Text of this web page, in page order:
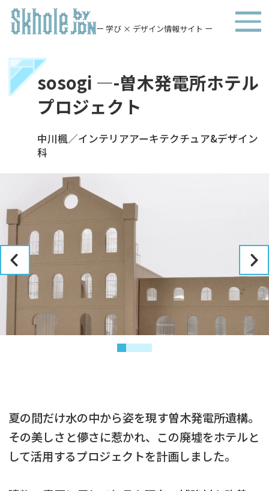
ー 学び × デザイン情報サイト ー
sosogi —-曽木発電所ホテル
プロジェクト
中川楓／インテリアアーキテクチュア&デザイン
科
夏の間だけ水の中から姿を現す曽木発電所遺構。
その美しさと儚さに惹かれ、この廃墟をホテルと
して活用するプロジェクトを計画しました。